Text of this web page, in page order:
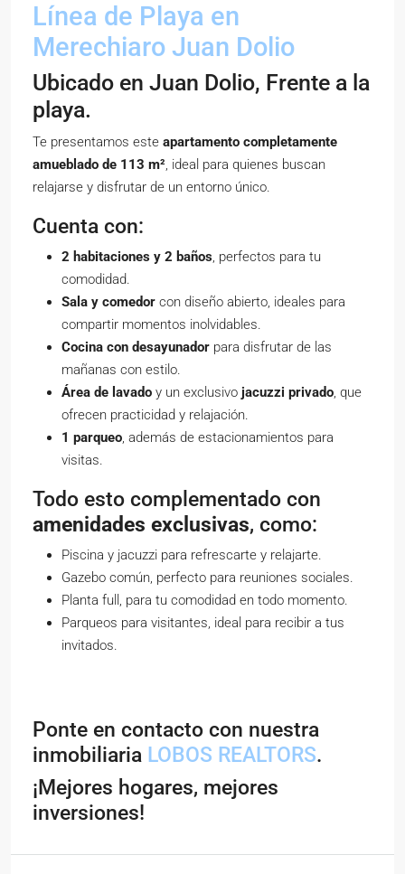
Línea de Playa en
Merechiaro Juan Dolio
Ubicado en Juan Dolio, Frente a la
playa.
Te presentamos este apartamento completamente
amueblado de 113 m² , ideal para quienes buscan
relajarse y disfrutar de un entorno único.
Cuenta con:
2 habitaciones y 2 baños , perfectos para tu
comodidad.
Sala y comedor con diseño abierto, ideales para
compartir momentos inolvidables.
Cocina con desayunador para disfrutar de las
mañanas con estilo.
Área de lavado y un exclusivo jacuzzi privado , que
ofrecen practicidad y relajación.
1 parqueo , además de estacionamientos para
visitas.
Todo esto complementado con
amenidades exclusivas, como:
Piscina y jacuzzi para refrescarte y relajarte.
Gazebo común, perfecto para reuniones sociales.
Planta full, para tu comodidad en todo momento.
Parqueos para visitantes, ideal para recibir a tus
invitados.
Ponte en contacto con nuestra
inmobiliaria LOBOS REALTORS.
¡Mejores hogares, mejores
inversiones!